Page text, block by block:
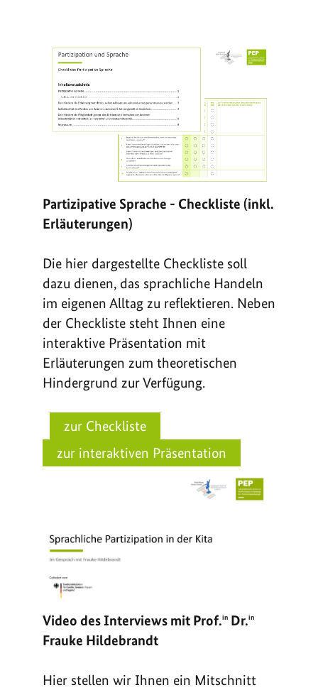
Partizipative Sprache - Checkliste (inkl.
Erläuterungen)
Die hier dargestellte Checkliste soll
dazu dienen, das sprachliche Handeln
im eigenen Alltag zu reflektieren. Neben
der Checkliste steht Ihnen eine
interaktive Präsentation mit
Erläuterungen zum theoretischen
Hindergrund zur Verfügung.
Video des Interviews mit Prof.in Dr.in
Frauke Hildebrandt
Hier stellen wir Ihnen ein Mitschnitt